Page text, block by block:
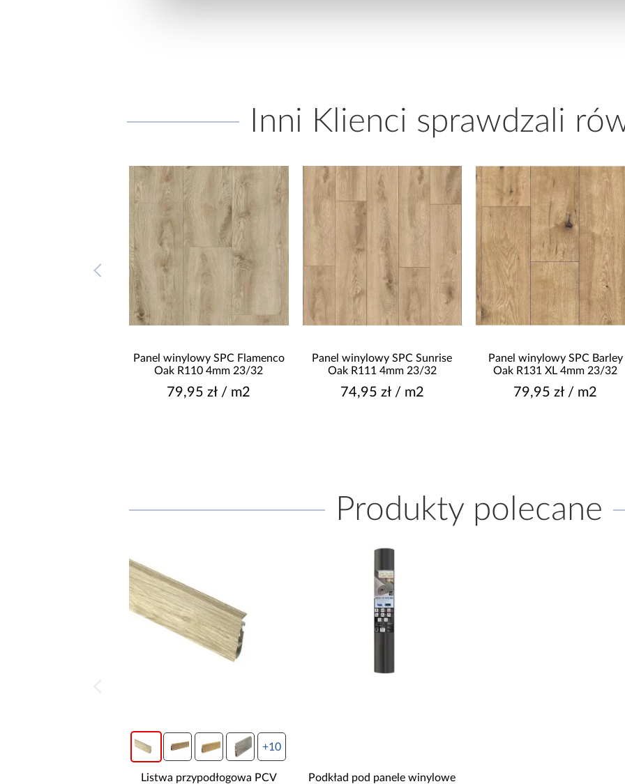
Inni Klienci sprawdzali
Panel winylowy SPC Flamenco
Oak R110 4mm 23/32
79,95 zł / m2
Panel winylowy SPC Sunrise
Oak R111 4mm 23/32
74,95 zł / m2
Panel winylowy SPC Barley
Oak R131 XL 4mm 23/32
79,95 zł / m2
Produkty polecane
+10
Listwa przypodłogowa PCV Podkład pod panele winylowe